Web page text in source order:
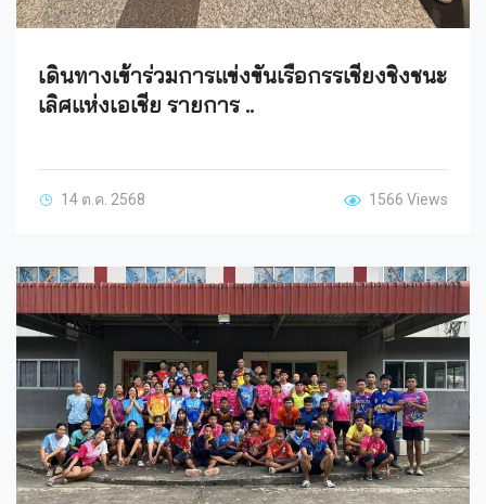
เดินทางเข้าร่วมการแข่งขันเรือกรรเชียงชิงชนะ
เลิศแห่งเอเชีย รายการ ..
14 ต.ค. 2568 1566 Views